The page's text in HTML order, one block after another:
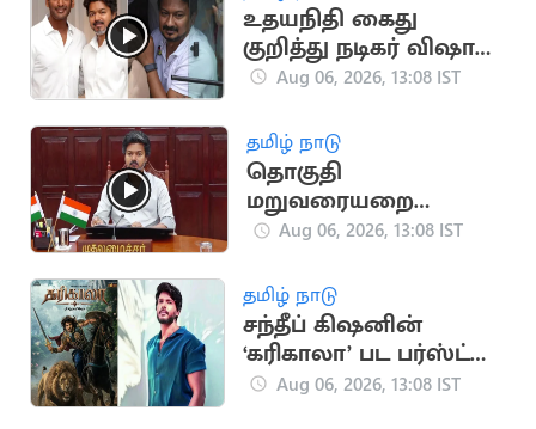
உதயநிதி கைது
குறித்து நடிகர் விஷால்
கருத்து
Aug 06, 2026, 13:08 IST
தமிழ் நாடு
தொகுதி
மறுவரையறை
விவகாரம்.. அனைத்து
விஜய் அழைப்பு
Aug 06, 2026, 13:08 IST
தமிழ் நாடு
சந்தீப் கிஷனின்
‘கரிகாலா’ பட பர்ஸ்ட்
லுக் வெளியீடு
Aug 06, 2026, 13:08 IST